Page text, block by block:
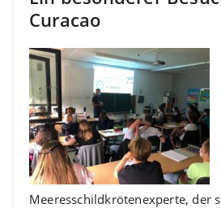
Curacao
Meeresschildkrötenexperte, der